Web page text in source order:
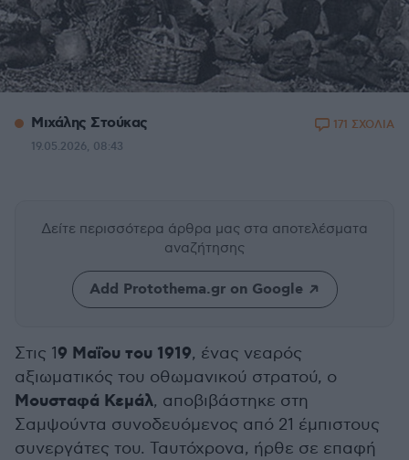
Μιχάλης Στούκας
19.05.2026, 08:43
171 ΣΧΟΛΙΑ
Δείτε περισσότερα άρθρα μας στα αποτελέσματα
αναζήτησης
Add Protothema.gr on Google
Στις 19 Μαΐου του 1919, ένας νεαρός
αξιωματικός του οθωμανικού στρατού, ο
Μουσταφά Κεμάλ, αποβιβάστηκε στη
Σαμψούντα συνοδευόμενος από 21 έμπιστους
συνεργάτες του. Ταυτόχρονα, ήρθε σε επαφή